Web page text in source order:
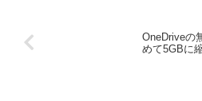
OneDriveの
めて5GBに